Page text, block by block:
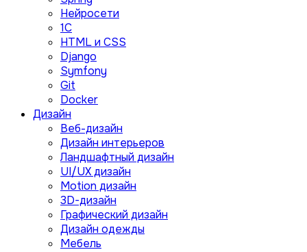
Нейросети
1C
HTML и CSS
Django
Symfony
Git
Docker
Дизайн
Веб-дизайн
Дизайн интерьеров
Ландшафтный дизайн
UI/UX дизайн
Motion дизайн
3D-дизайн
Графический дизайн
Дизайн одежды
Мебель